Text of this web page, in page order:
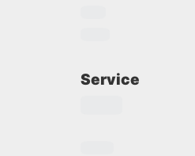
Service